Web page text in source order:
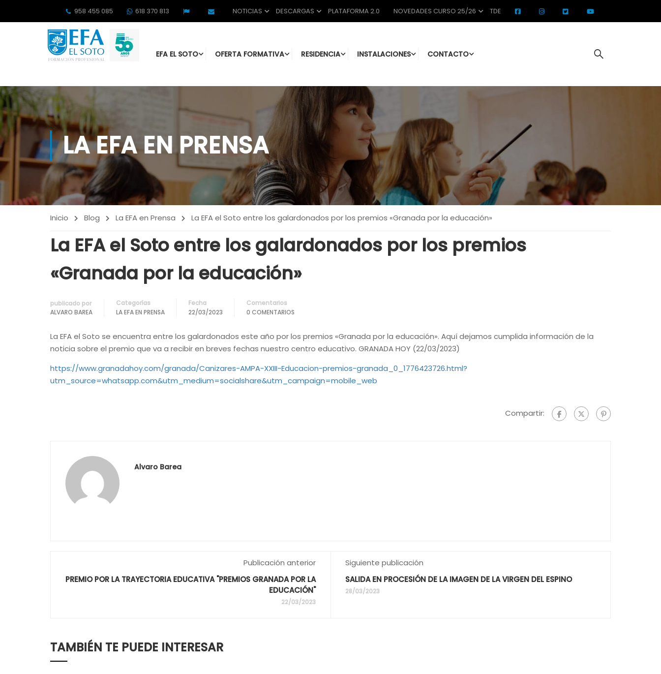
958 455 085 618 370 813 NOTICIAS DESCARGAS PLATAFORMA 2.0 NOVEDADES CURSO 25/26 TDE
EFA EL SOTO OFERTA FORMATIVA RESIDENCIA INSTALACIONES CONTACTO
LA EFA EN PRENSA
Inicio Blog La EFA en Prensa La EFA el Soto entre los galardonados por los premios «Granada por la educación»
La EFA el Soto entre los galardonados por los premios
«Granada por la educación»
publicado por
ALVARO BAREA
Categorías
LA EFA EN PRENSA
Fecha
22/03/2023
Comentarios
0 COMENTARIOS
La EFA el Soto se encuentra entre los galardonados este año por los premios «Granada por la educación». Aquí dejamos cumplida información de la
noticia sobre el premio que va a recibir en breves fechas nuestro centro educativo. GRANADA HOY (22/03/2023)
https://www.granadahoy.com/granada/Canizares-AMPA-XXIII-Educacion-premios-granada_0_1776423726.html?
utm_source=whatsapp.com&utm_medium=socialshare&utm_campaign=mobile_web
Compartir:
Alvaro Barea
Publicación anterior
PREMIO POR LA TRAYECTORIA EDUCATIVA "PREMIOS GRANADA POR LA
EDUCACIÓN"
22/03/2023
Siguiente publicación
SALIDA EN PROCESIÓN DE LA IMAGEN DE LA VIRGEN DEL ESPINO
28/03/2023
TAMBIÉN TE PUEDE INTERESAR